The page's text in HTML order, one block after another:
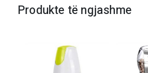
Produkte të ngjashme